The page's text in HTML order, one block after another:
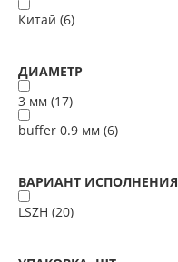
Китай (6)
ДИАМЕТР
3 мм (17)
buffer 0.9 мм (6)
ВАРИАНТ ИСПОЛНЕНИЯ
LSZH (20)